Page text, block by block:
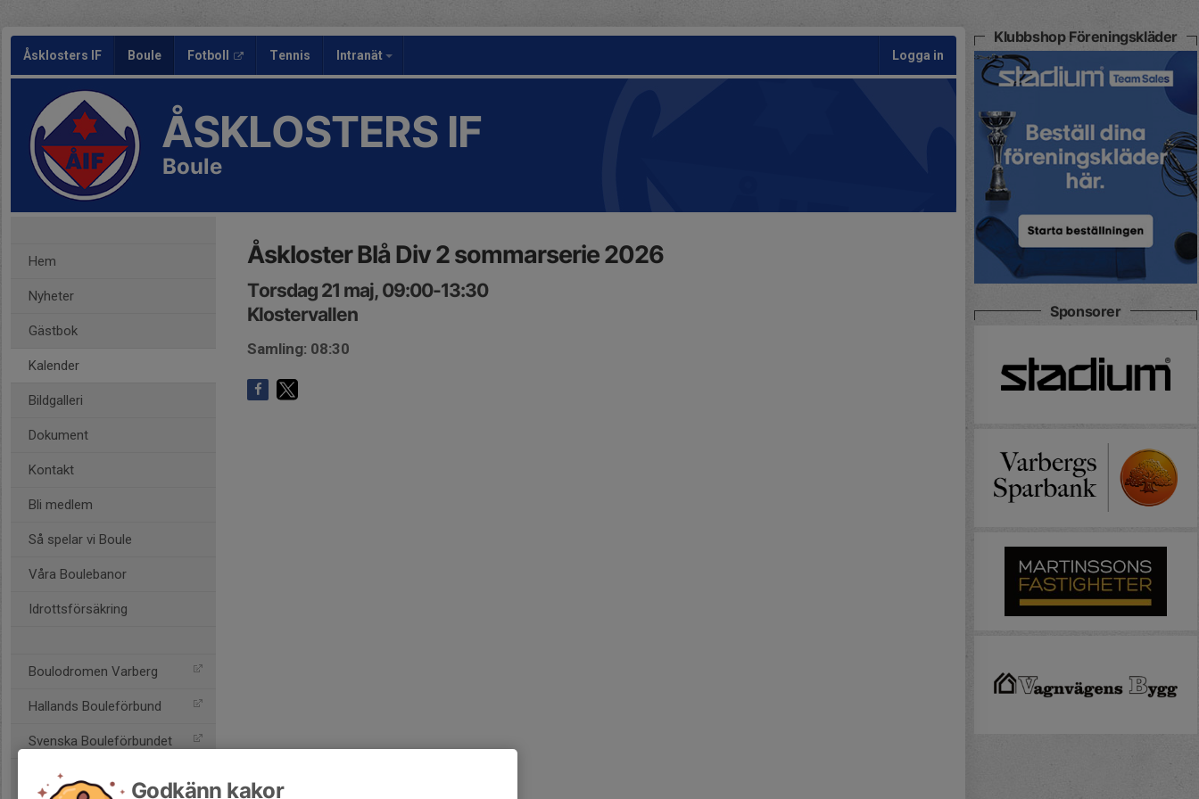
Åsklosters IF Boule Fotboll Tennis Intranät Logga in
ÅSKLOSTERS IF
Boule
Hem
Nyheter
Gästbok
Kalender
Bildgalleri
Dokument
Kontakt
Bli medlem
Så spelar vi Boule
Våra Boulebanor
Idrottsförsäkring
Boulodromen Varberg
Hallands Bouleförbund
Svenska Bouleförbundet
Åskloster Blå Div 2 sommarserie 2026
Torsdag 21 maj, 09:00-13:30
Klostervallen
Samling: 08:30
Klubbshop Föreningskläder
Sponsorer
Godkänn kakor